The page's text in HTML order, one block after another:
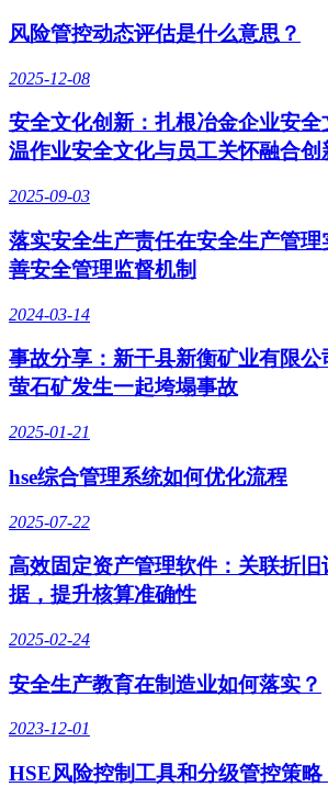
风险管控动态评估是什么意思？
2025-12-08
安全文化创新：扎根冶金企业安
温作业安全文化与员工关怀融合创
2025-09-03
落实安全生产责任在安全生产管
善安全管理监督机制
2024-03-14
事故分享：新干县新衡矿业有限
萤石矿发生一起垮塌事故
2025-01-21
hse综合管理系统如何优化流程
2025-07-22
高效固定资产管理软件：关联折
据，提升核算准确性
2025-02-24
安全生产教育在制造业如何落实？
2023-12-01
HSE风险控制工具和分级管控策